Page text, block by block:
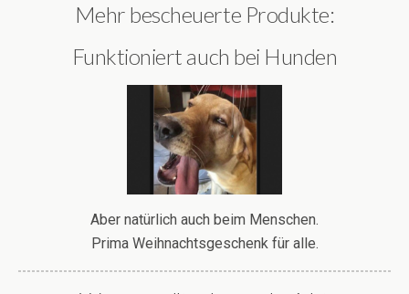
Mehr bescheuerte Produkte:
Funktioniert auch bei Hunden
Aber natürlich auch beim Menschen.
Prima Weihnachtsgeschenk für alle.